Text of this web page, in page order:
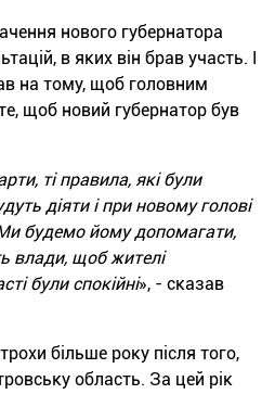
нового губернатора
в яких він брав участь. І
на тому, щоб головним
щоб новий губернатор був
ті правила, які були
діяти і при новому голові
будемо йому допомагати,
влади, щоб жителі
були спокійні», - сказав
більше року після того,
область. За цей рік